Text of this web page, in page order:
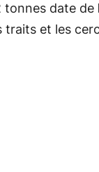
tonnes date de
traits et les